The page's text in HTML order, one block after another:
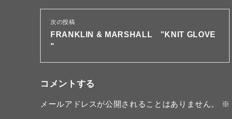
次の投稿
FRANKLIN & MARSHALL "KNIT GLOVE
"
コメントする
メールアドレスが公開されることはありません。 ※